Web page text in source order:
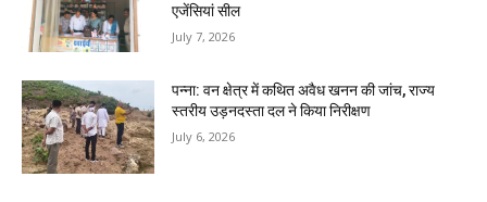
एजेंसियां सील
July 7, 2026
पन्ना: वन क्षेत्र में कथित अवैध खनन की जांच, राज्य
स्तरीय उड़नदस्ता दल ने किया निरीक्षण
July 6, 2026